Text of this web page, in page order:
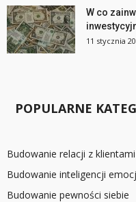
W co
11 stycznia
POPULARNE
Budowanie relacji z klientami
Budowanie inteligencji
Budowanie pewności siebie